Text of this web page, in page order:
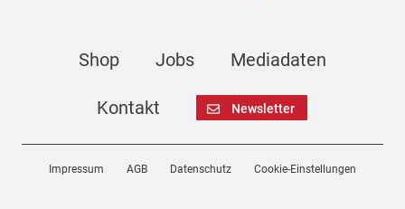
Shop Jobs Mediadaten
Kontakt Newsletter
Impressum AGB Datenschutz Cookie-Einstellungen